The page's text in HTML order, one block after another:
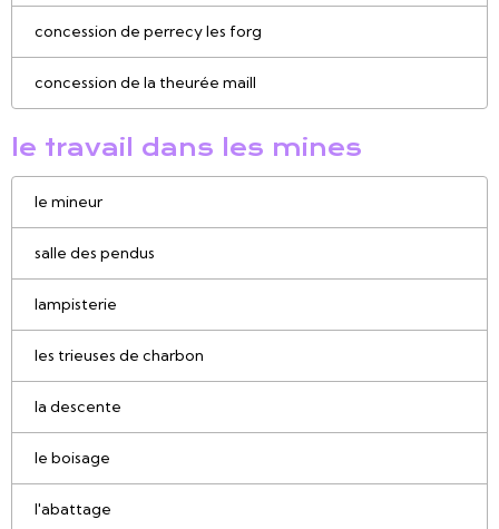
concession de perrecy les forg
concession de la theurée maill
le travail dans les mines
le mineur
salle des pendus
lampisterie
les trieuses de charbon
la descente
le boisage
l'abattage